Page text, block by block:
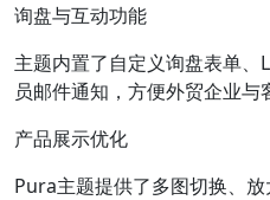
询盘与互动功能
主题内置了自定义询盘表单
员邮件通知，方便外贸企业与
产品展示优化
Pura主题提供了多图切换、